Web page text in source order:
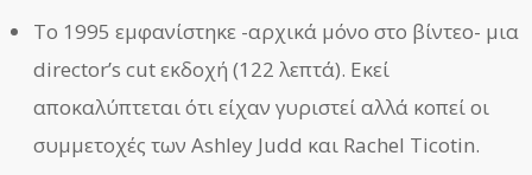
Το 1995 εμφανίστηκε -αρχικά μόνο στο βίντεο- μια
director’s cut εκδοχή (122 λεπτά). Εκεί
αποκαλύπτεται ότι είχαν γυριστεί αλλά κοπεί οι
συμμετοχές των Ashley Judd και Rachel Ticotin.